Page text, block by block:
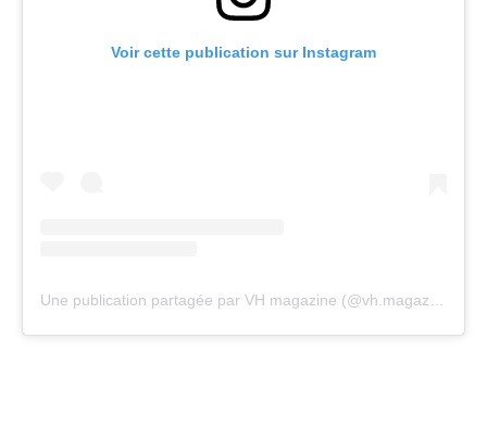
Voir cette publication sur Instagram
Une publication partagée par VH magazine (@vh.magazine)